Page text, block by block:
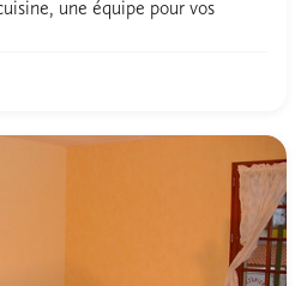
une équipe pour vos